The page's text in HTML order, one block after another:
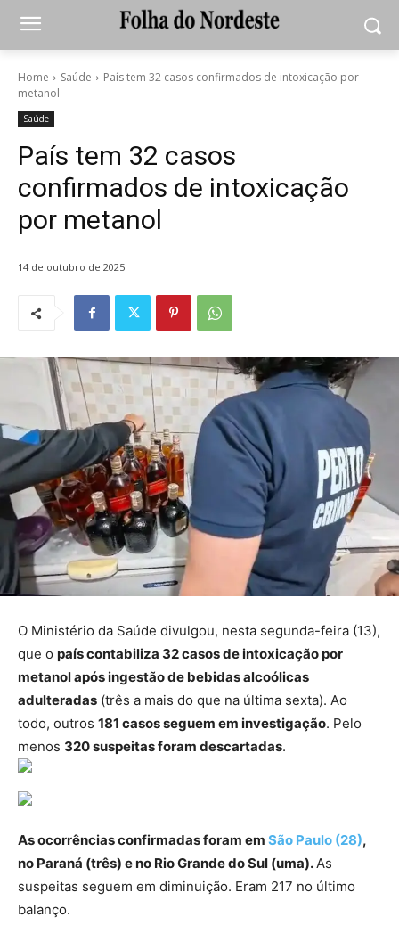
Home Saúde
País tem 32 casos confirmados de intoxicação por
metanol
Saúde
País tem 32 casos
confirmados de intoxicação
por metanol
14 de outubro de 2025
O Ministério da Saúde divulgou, nesta segunda-feira (13),
que o país contabiliza 32 casos de intoxicação por
metanol após ingestão de bebidas alcoólicas
adulteradas (três a mais do que na última sexta). Ao
todo, outros 181 casos seguem em investigação. Pelo
menos 320 suspeitas foram descartadas.
As ocorrências confirmadas foram em São Paulo (28),
no Paraná (três) e no Rio Grande do Sul (uma).As
suspeitas seguem em diminuição. Eram 217 no último
balanço.